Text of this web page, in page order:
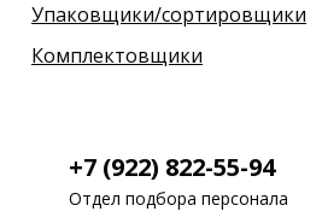
Комплектовщики
Упаковщики/сортировщики
+7 (922) 822-55-94
Отдел подбора персонала